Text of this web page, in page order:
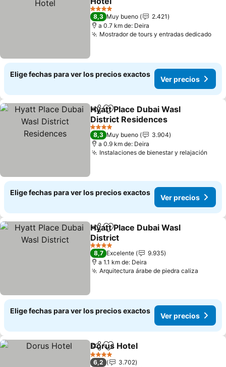
4 Estrellas
8,3 Muy bueno
2.421
a 0.7 km de: Deira
Mostrador de tours y entradas dedicado
Elige fechas para ver los precios exactos
Ver precios
CompartirAgregar a favoritos
Hyatt Place Dubai Wasl
District Residences
4 Estrellas
8,3 Muy bueno
3.904
a 0.9 km de: Deira
Instalaciones de bienestar y relajación
Elige fechas para ver los precios exactos
Ver precios
CompartirAgregar a favoritos
Hyatt Place Dubai Wasl
District
4 Estrellas
8,7 Excelente
9.935
a 1.1 km de: Deira
Arquitectura árabe de piedra caliza
Elige fechas para ver los precios exactos
Ver precios
CompartirAgregar a favoritos
Dorus Hotel
4 Estrellas
6,2
3.702